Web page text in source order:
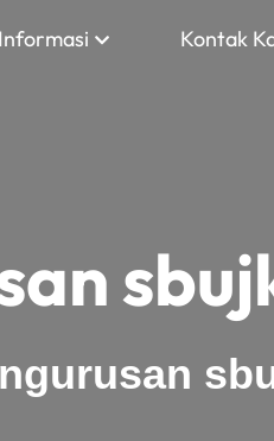
Informasi Kontak